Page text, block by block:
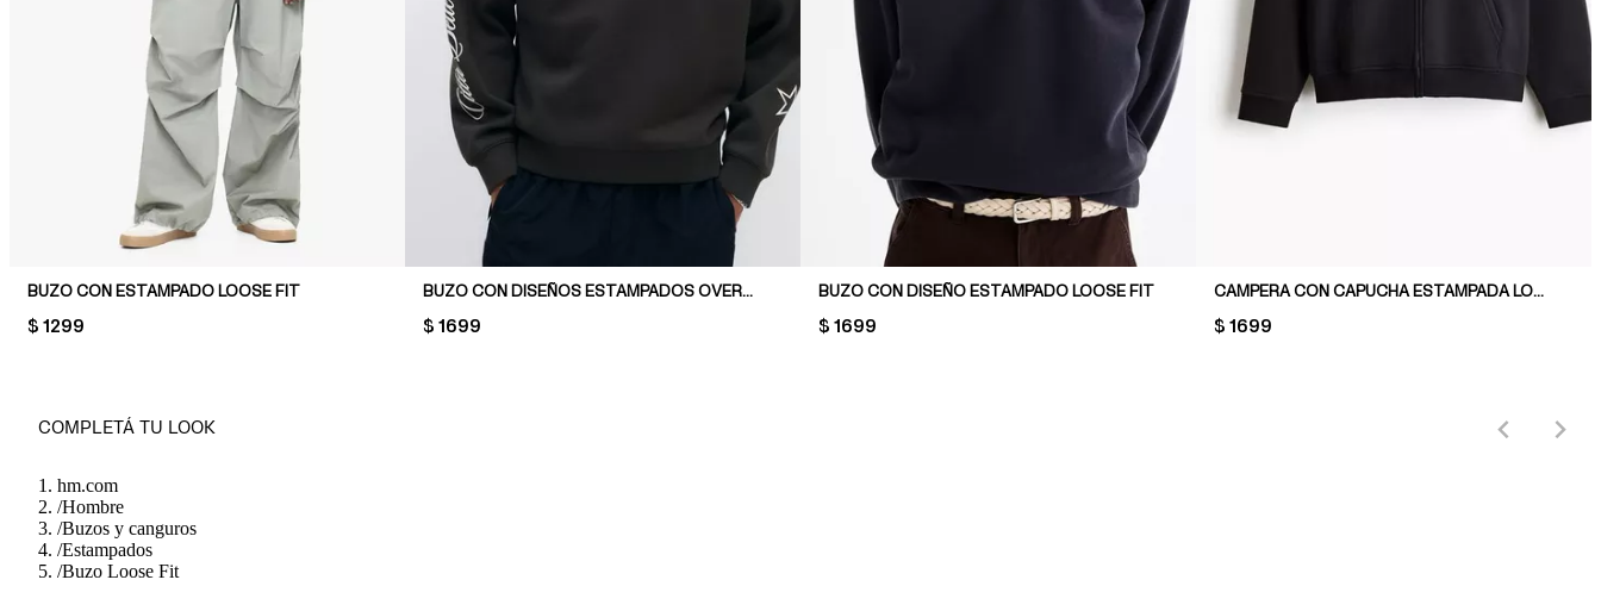
BUZO CON ESTAMPADO LOOSE FIT
PRICE:
$ 1299
BUZO CON DISEÑOS ESTAMPADOS OVERSIZED FIT
PRICE:
$ 1699
BUZO CON DISEÑO ESTAMPADO LOOSE FIT
PRICE:
$ 1699
CAMPERA CON CAPUCHA ESTAMPADA LOOSE FIT
PRICE:
$ 1699
COMPLETÁ TU LOOK
hm.com
/Hombre
/Buzos y canguros
/Estampados
/Buzo Loose Fit